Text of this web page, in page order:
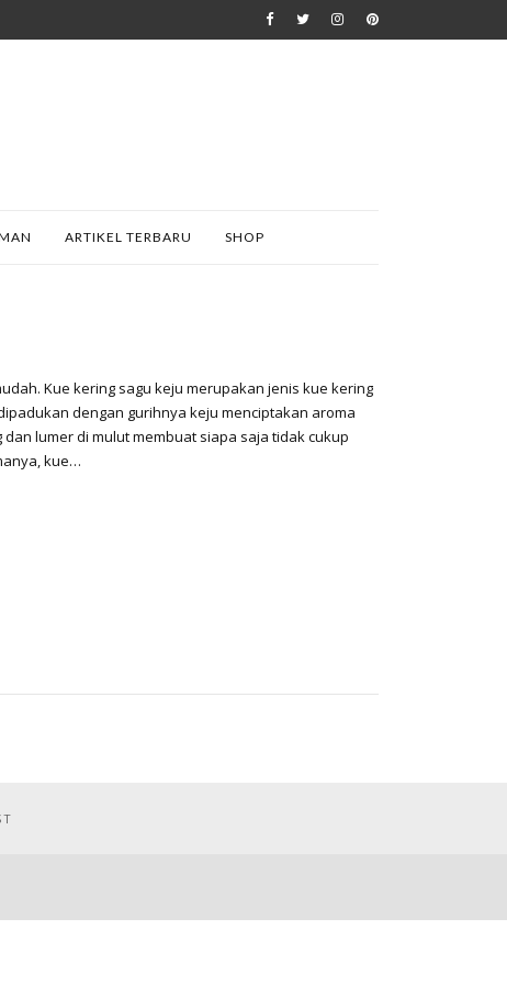
ARTIKEL TERBARU SHOP
Kue kering sagu keju merupakan jenis kue kering
dengan gurihnya keju menciptakan aroma
lumer di mulut membuat siapa saja tidak cukup
kue…